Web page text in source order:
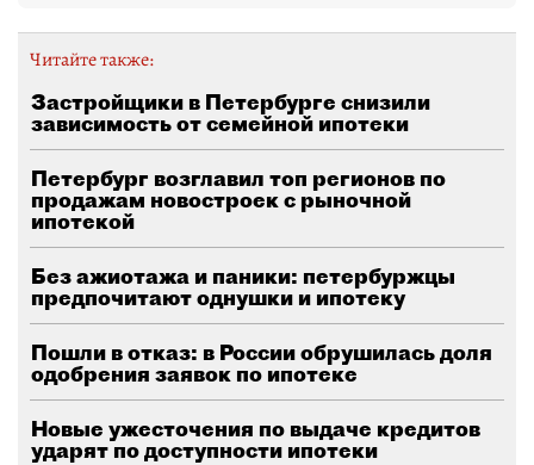
Читайте также:
Застройщики в Петербурге снизили
зависимость от семейной ипотеки
Петербург возглавил топ регионов по
продажам новостроек с рыночной
ипотекой
Без ажиотажа и паники: петербуржцы
предпочитают однушки и ипотеку
Пошли в отказ: в России обрушилась доля
одобрения заявок по ипотеке
Новые ужесточения по выдаче кредитов
ударят по доступности ипотеки